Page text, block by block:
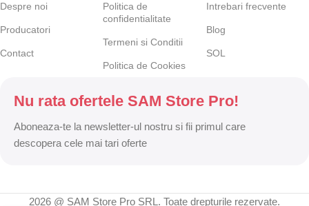
Despre noi
Producatori
Contact
Politica de
confidentialitate
Termeni si Conditii
Politica de Cookies
Intrebari frecvente
Blog
SOL
Nu rata ofertele SAM Store Pro!
Aboneaza-te la newsletter-ul nostru si fii primul care
descopera cele mai tari oferte
2026 @ SAM Store Pro SRL. Toate drepturile rezervate.